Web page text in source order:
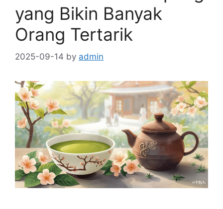
yang Bikin Banyak
Orang Tertarik
2025-09-14 by admin